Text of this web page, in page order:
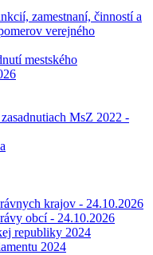
zamestnaní, činností a
verejného
mestského
MsZ 2022 -
krajov - 24.10.2026
obcí - 24.10.2026
republiky 2024
2024